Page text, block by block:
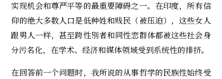
实现机会和尊严平等的最重要障碍之一。在印度，所有信
仰的绝大多数人口是低种姓和贱民（被压迫），这些女人
跟男人一样，甚至跨性別者和同性恋群体都被这些社会身
分污名化，在学术、经济和媒体领域受到系统性的排挤。
在回答前一个问题时，我所说的从事哲学的民族性始终受